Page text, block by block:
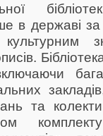
в державі за
та